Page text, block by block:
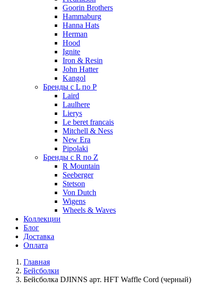
Goorin Brothers
Hammaburg
Hanna Hats
Herman
Hood
Ignite
Iron & Resin
John Hatter
Kangol
Бренды с L по P
Laird
Laulhere
Lierys
Le beret francais
Mitchell & Ness
New Era
Pipolaki
Бренды с R по Z
R Mountain
Seeberger
Stetson
Von Dutch
Wigens
Wheels & Waves
Коллекции
Блог
Доставка
Оплата
Главная
Бейсболки
Бейсболка DJINNS арт. HFT Waffle Cord (черный)